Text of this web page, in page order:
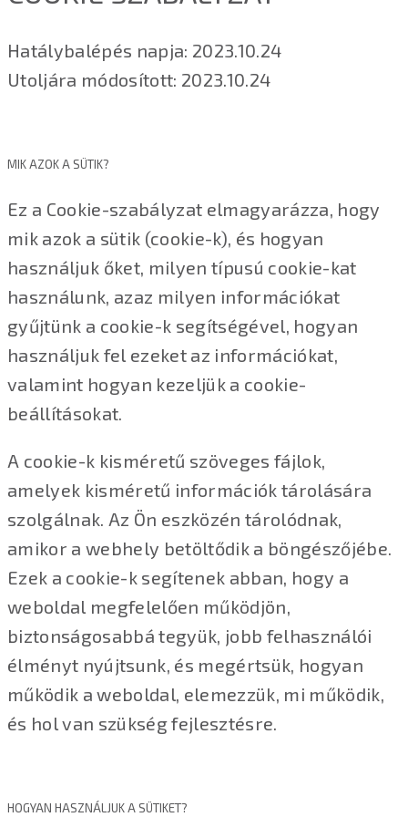
Hatálybalépés napja: 2023.10.24
Utoljára módosított: 2023.10.24
MIK AZOK A SÜTIK?
Ez a Cookie-szabályzat elmagyarázza, hogy
mik azok a sütik (cookie-k), és hogyan
használjuk őket, milyen típusú cookie-kat
használunk, azaz milyen információkat
gyűjtünk a cookie-k segítségével, hogyan
használjuk fel ezeket az információkat,
valamint hogyan kezeljük a cookie-
beállításokat.
A cookie-k kisméretű szöveges fájlok,
amelyek kisméretű információk tárolására
szolgálnak. Az Ön eszközén tárolódnak,
amikor a webhely betöltődik a böngészőjébe.
Ezek a cookie-k segítenek abban, hogy a
weboldal megfelelően működjön,
biztonságosabbá tegyük, jobb felhasználói
élményt nyújtsunk, és megértsük, hogyan
működik a weboldal, elemezzük, mi működik,
és hol van szükség fejlesztésre.
HOGYAN HASZNÁLJUK A SÜTIKET?